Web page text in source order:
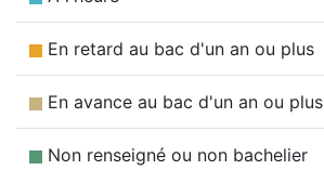
En retard au bac d'un an ou plus
En avance au bac d'un an ou plus
Non renseigné ou non bachelier